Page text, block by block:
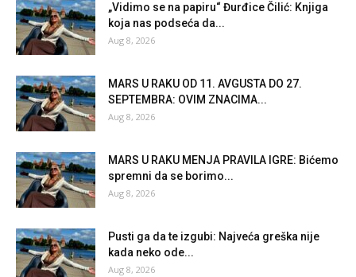
„Vidimo se na papiru“ Đurđice Čilić: Knjiga
koja nas podseća da...
Aug 8, 2026
MARS U RAKU OD 11. AVGUSTA DO 27.
SEPTEMBRA: OVIM ZNACIMA...
Aug 8, 2026
MARS U RAKU MENJA PRAVILA IGRE: Bićemo
spremni da se borimo...
Aug 8, 2026
Pusti ga da te izgubi: Najveća greška nije
kada neko ode...
Aug 8, 2026